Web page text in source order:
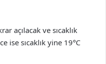
açılacak ve sıcaklık
ise sıcaklık yine 19°C